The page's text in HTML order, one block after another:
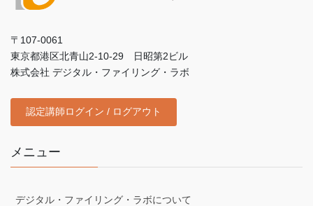
〒107-0061
東京都港区北青山2-10-29 日昭第2ビル
株式会社 デジタル・ファイリング・ラボ
認定講師ログイン / ログアウト
メニュー
デジタル・ファイリング・ラボについて